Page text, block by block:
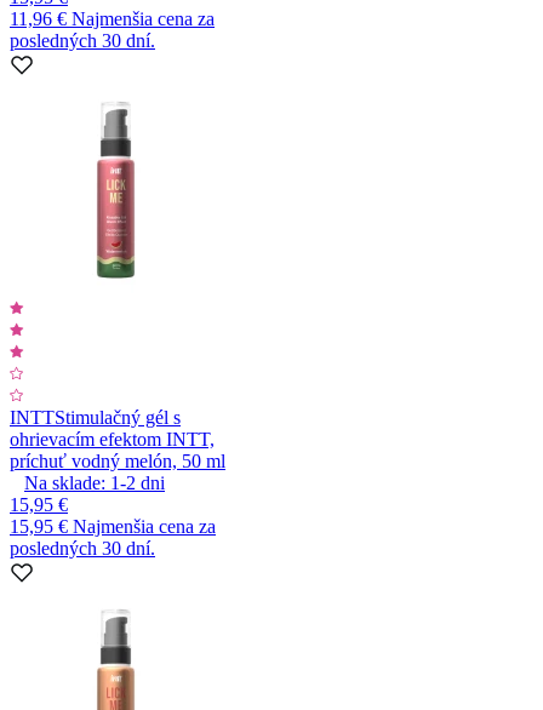
11,96 € Najmenšia cena za
posledných 30 dní.
INTTStimulačný gél s
ohrievacím efektom INTT,
príchuť vodný melón, 50 ml
Na sklade: 1-2 dni
15,95 €
15,95 € Najmenšia cena za
posledných 30 dní.